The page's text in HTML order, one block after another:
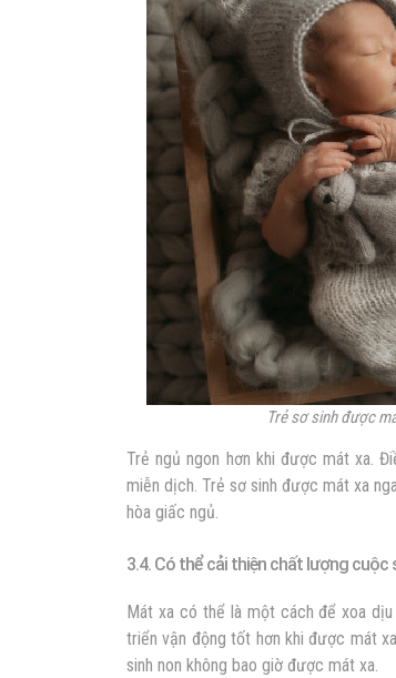
Trẻ sơ sinh được
Trẻ ngủ ngon hơn khi được mát xa.
miễn dịch. Trẻ sơ sinh được mát xa
hòa giấc ngủ.
3.4. Có thể cải thiện chất lượng
Mát xa có thể là một cách để xoa
triển vận động tốt hơn khi được mát
sinh non không bao giờ được mát xa.